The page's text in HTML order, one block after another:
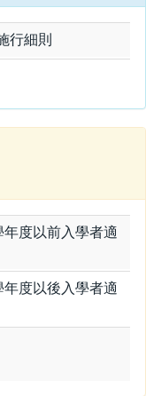
行細則
度以前入學者適
度以後入學者適